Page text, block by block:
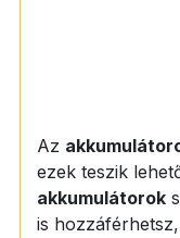
Az
ezek teszik
akkumulátorok
is